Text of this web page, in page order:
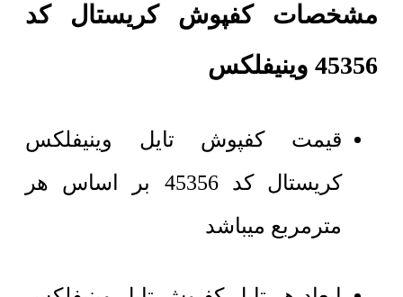
مشخصات کفپوش کریستال کد
45356 وینیفلکس
قیمت کفپوش تایل وینیفلکس
کریستال کد 45356 بر اساس هر
مترمربع میباشد